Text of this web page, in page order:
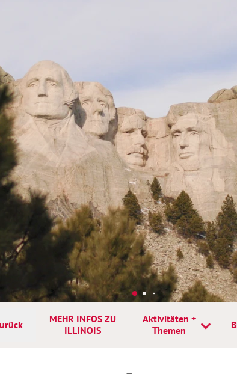
MEHR INFOS ZU
ILLINOIS
Aktivitäten +
Themen